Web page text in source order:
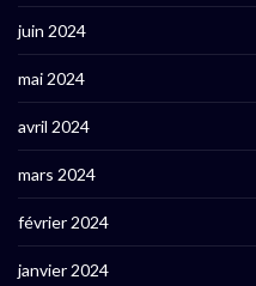
juin 2024
mai 2024
avril 2024
mars 2024
février 2024
janvier 2024